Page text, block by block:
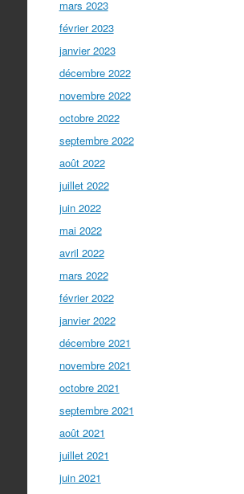
mars 2023
février 2023
janvier 2023
décembre 2022
novembre 2022
octobre 2022
septembre 2022
août 2022
juillet 2022
juin 2022
mai 2022
avril 2022
mars 2022
février 2022
janvier 2022
décembre 2021
novembre 2021
octobre 2021
septembre 2021
août 2021
juillet 2021
juin 2021